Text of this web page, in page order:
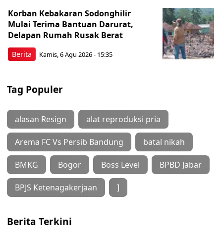
Berita
Korban Kebakaran Sodonghilir
Mulai Terima Bantuan Darurat,
Delapan Rumah Rusak Berat
Kamis, 6 Agu 2026 - 15:35
Tag Populer
alasan Resign alat reproduksi pria
Arema FC Vs Persib Bandung batal nikah
BMKG Bogor Boss Level BPBD Jabar
BPJS Ketenagakerjaan ]
Berita Terkini